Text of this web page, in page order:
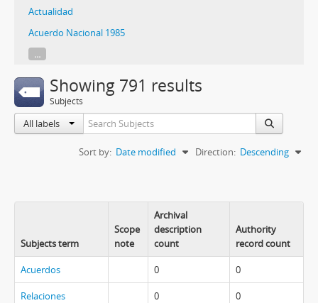
Actualidad
Acuerdo Nacional 1985
...
Showing 791 results
Subjects
All labels
Sort by: Date modified Direction: Descending
Subjects term
Scope
note
Archival
description
count
Authority
record count
Acuerdos 0 0
Relaciones
0 0